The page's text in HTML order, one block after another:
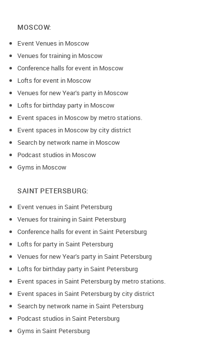
MOSCOW:
Event Venues in Moscow
Venues for training in Moscow
Conference halls for event in Moscow
Lofts for event in Moscow
Venues for new Year’s party in Moscow
Lofts for birthday party in Moscow
Event spaces in Moscow by metro stations.
Event spaces in Moscow by city district
Search by network name in Moscow
Podcast studios in Moscow
Gyms in Moscow
SAINT PETERSBURG:
Event venues in Saint Petersburg
Venues for training in Saint Petersburg
Conference halls for event in Saint Petersburg
Lofts for party in Saint Petersburg
Venues for new Year’s party in Saint Petersburg
Lofts for birthday party in Saint Petersburg
Event spaces in Saint Petersburg by metro stations.
Event spaces in Saint Petersburg by city district
Search by network name in Saint Petersburg
Podcast studios in Saint Petersburg
Gyms in Saint Petersburg